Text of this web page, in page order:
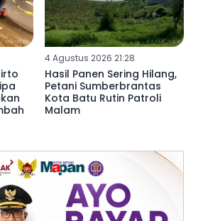
4 Agustus 2026 21:28
Hasil Panen Sering Hilang,
Petani Sumberbrantas
Kota Batu Rutin Patroli
Malam